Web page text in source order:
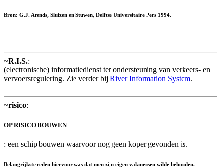
Bron: G.J. Arends, Sluizen en Stuwen, Delftse Universitaire Pers 1994.
~R.I.S.:
(electronische) informatiedienst ter ondersteuning van verkeers- en
vervoersregulering. Zie verder bij River Information System.
~risico:
OP RISICO BOUWEN
: een schip bouwen waarvoor nog geen koper gevonden is.
Belangrijkste reden hiervoor was dat men zijn eigen vakmensen wilde behouden.